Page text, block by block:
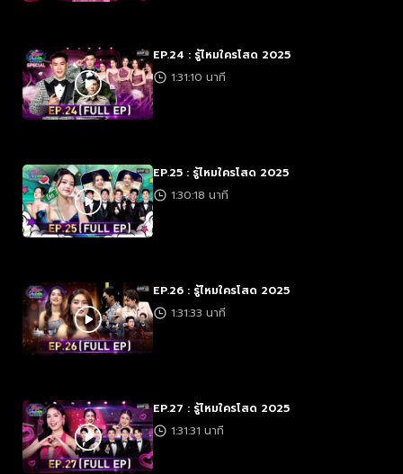
EP.24 : รู้ไหมใครโสด 2025
1:31:10 นาที
EP.25 : รู้ไหมใครโสด 2025
1:30:18 นาที
EP.26 : รู้ไหมใครโสด 2025
1:31:33 นาที
EP.27 : รู้ไหมใครโสด 2025
1:31:31 นาที